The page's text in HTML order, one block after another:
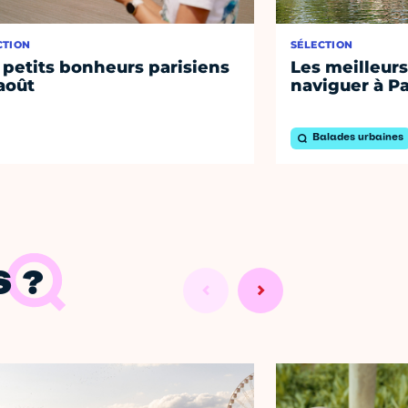
petits bonheurs parisiens
SÉLECTION
Les
naviguer à
Balades urbaines
?